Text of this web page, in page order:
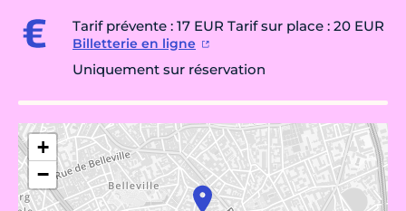
Tarif prévente : 17 EUR Tarif sur place : 20 EUR
Billetterie en ligne
Uniquement sur réservation
+
−